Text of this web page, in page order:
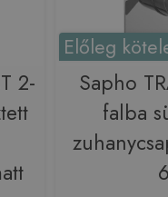
2-
Előleg
Sapho
falba